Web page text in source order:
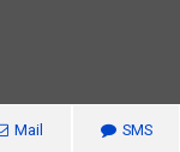
Mail SMS